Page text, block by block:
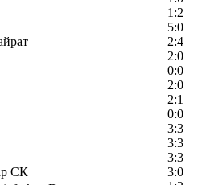
1:2
5:0
2:4
2:0
0:0
2:0
2:1
0:0
3:3
3:3
3:3
СК
3:0